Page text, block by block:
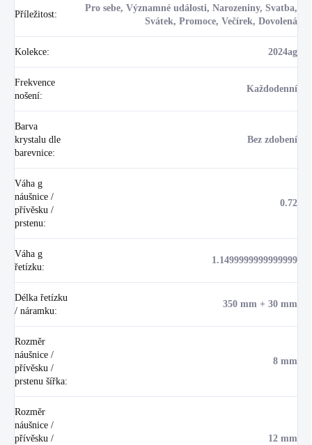
Příležitost:
Pro sebe, Významné události, Narozeniny, Svatba,
Svátek, Promoce, Večírek, Dovolená
Kolekce: 2024ag
Frekvence
nošení:
Každodenní
Barva
krystalu dle
barevnice:
Bez zdobení
Váha g
náušnice /
přívěsku /
prstenu:
0.72
Váha g
řetízku:
1.1499999999999999
Délka řetízku
/ náramku:
350 mm + 30 mm
Rozměr
náušnice /
přívěsku /
prstenu šířka:
8 mm
Rozměr
náušnice /
přívěsku /
12 mm